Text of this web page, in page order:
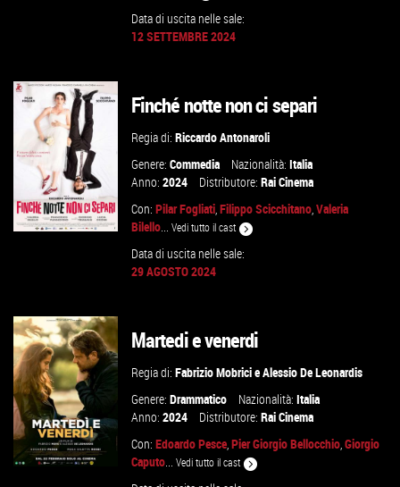
VAI ALLA SCHEDA
Data di uscita nelle sale:
12 SETTEMBRE 2024
VAI ALLA SCHEDA
Finché notte non ci separi
Regia di:Riccardo Antonaroli
Genere:Commedia Nazionalità:Italia
Anno:2024 Distributore:Rai Cinema
Con:Pilar Fogliati,Filippo Scicchitano,Valeria
Bilello...Vedi tutto il cast
Data di uscita nelle sale:
29 AGOSTO 2024
Martedi e venerdi
Regia di:Fabrizio MobricieAlessio De Leonardis
Genere:Drammatico Nazionalità:Italia
Anno:2024 Distributore:Rai Cinema
Con:Edoardo Pesce,Pier Giorgio Bellocchio,Giorgio
Caputo...Vedi tutto il cast